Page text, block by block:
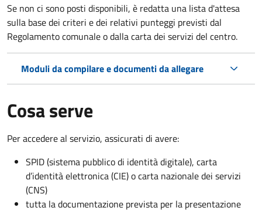
Se non ci sono posti disponibili, è redatta una lista d'attesa
sulla base dei criteri e dei relativi punteggi previsti dal
Regolamento comunale o dalla carta dei servizi del centro.
Moduli da compilare e documenti da allegare
Cosa serve
Per accedere al servizio, assicurati di avere:
SPID (sistema pubblico di identità digitale), carta
d’identità elettronica (CIE) o carta nazionale dei servizi
(CNS)
tutta la documentazione prevista per la presentazione